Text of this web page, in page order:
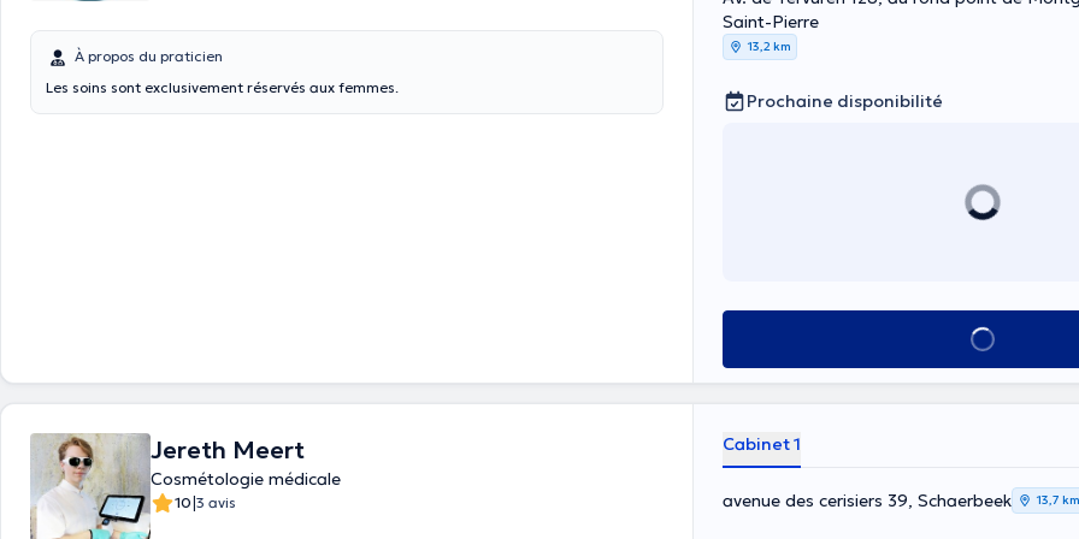
À propos du praticien
Les soins sont exclusivement réservés aux femmes.
Saint-Pierre
13,2 km
Prochaine disponibilité
Voir tout
Jereth Meert
Cosmétologie médicale
10|3 avis
Cabinet 1
avenue des cerisiers 39, Schaerbeek 13,7 km